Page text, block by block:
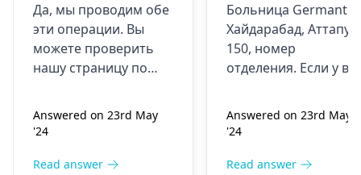
Роботизированная
хирургия?
Да, мы проводим обе
эти операции. Вы
можете проверить
нашу страницу по
Best
роботизированная
операция по замене
такжеоперация по
Answered on 23rd May
'24
Read answer
коленного
сустава в
Индии.
Больница
Хайдарабад, Аттапур,
150, номер
отделения. Если у
сомнения,
по телефону
свяжитесь с этим
Answered on 23rd May
'24
Read answer